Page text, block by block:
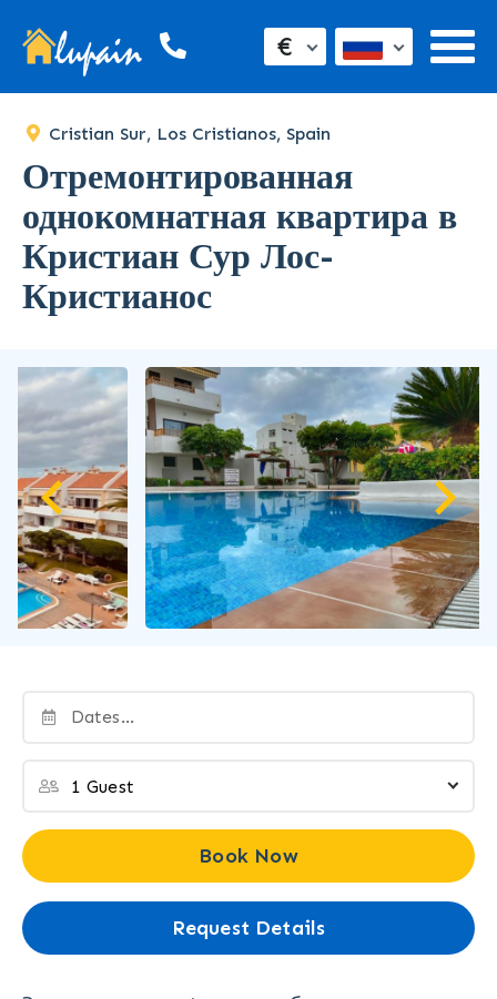
€
Cristian Sur, Los Cristianos, Spain
Отремонтированная
однокомнатная квартира в
Кристиан Сур Лос-
Кристианос
Book Now
Request Details